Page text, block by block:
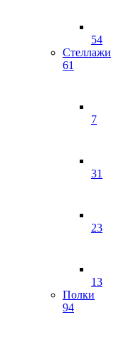
54
Стеллажи
61
7
31
23
13
Полки
94